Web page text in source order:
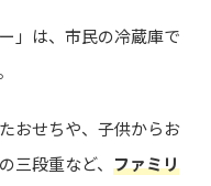
」は、市民の冷蔵庫で
おせちや、子供からお
三段重など、 ファミリ